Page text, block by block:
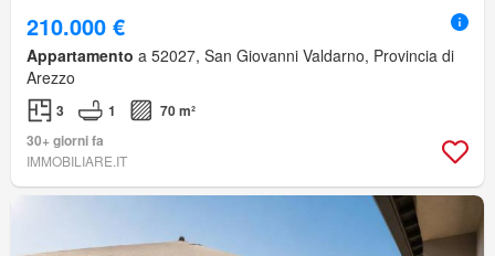
210.000 €
Appartamento a 52027, San Giovanni Valdarno, Provincia di
Arezzo
3 1
70 m²
30+ giorni fa
IMMOBILIARE.IT